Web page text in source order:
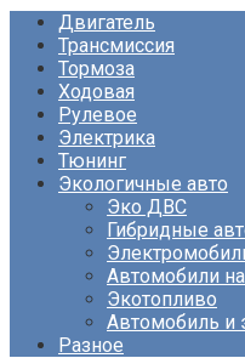
Двигатель
Трансмиссия
Тормоза
Ходовая
Рулевое
Электрика
Тюнинг
Экологичные авто
Эко ДВС
Гибридные
Автомобили
Экотопливо
Автомобиль и
Разное